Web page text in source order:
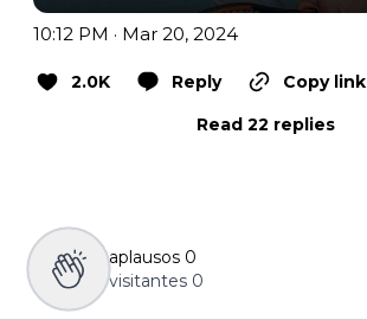
10:12 PM · Mar 20, 2024
2.0K Reply
Copy link
Read 22 replies
aplausos 0
visitantes 0